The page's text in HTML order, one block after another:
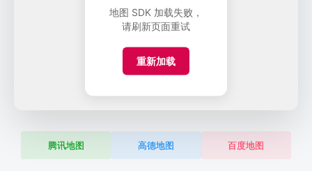
地图 SDK 加载失败，
请刷新页面重试
重新加载
腾讯地图 高德地图 百度地图